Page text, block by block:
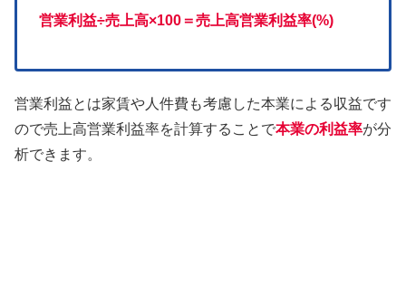
営業利益÷売上高×100＝売上高営業利益率(%)
営業利益とは家賃や人件費も考慮した本業による収益です
ので売上高営業利益率を計算することで本業の利益率が分
析できます。